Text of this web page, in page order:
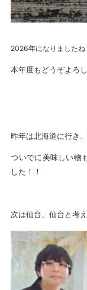
2026年になりましたね
本年度もどうぞよろ
昨年は北海道に行き
ついでに美味しい物
した！！
次は仙台、仙台と考